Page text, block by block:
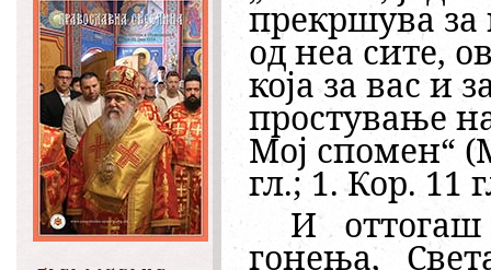
прекршува за
од неа сите,
која за вас и
простување
Мој спомен“
гл.; 1. Кор. 11
И
гонења,